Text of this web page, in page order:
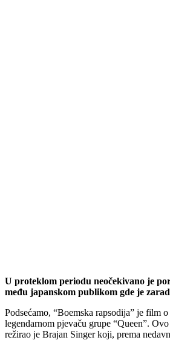
U proteklom periodu neočekivano je
među japanskom publikom gde je
Podsećamo, “Boemska rapsodija” je film
legendarnom pjevaču grupe “Queen”.
režirao je Brajan Singer koji, prema